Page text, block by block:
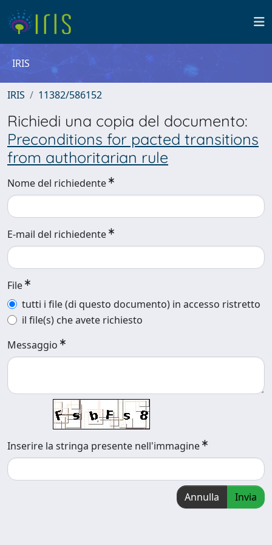
IRIS
IRIS 11382/586152
Richiedi una copia del documento:
Preconditions for pacted transitions
from authoritarian rule
Nome del richiedente
E-mail del richiedente
File
tutti i file (di questo documento) in accesso ristretto
il file(s) che avete richiesto
Messaggio
Inserire la stringa presente nell'immagine
Annulla Invia